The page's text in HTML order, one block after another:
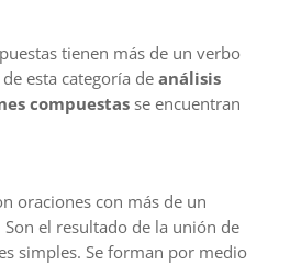
tienen más de un verbo
esta categoría de análisis
compuestasse encuentran
oraciones con más de un
el resultado de la unión de
simples. Se forman por medio